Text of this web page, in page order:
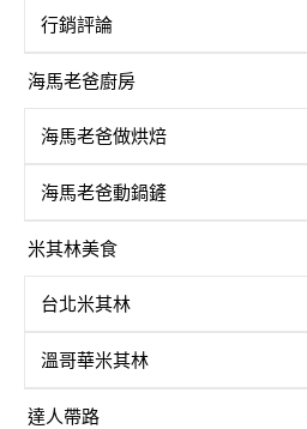
行銷評論
海馬老爸廚房
海馬老爸做烘焙
海馬老爸動鍋鏟
米其林美食
台北米其林
溫哥華米其林
達人帶路